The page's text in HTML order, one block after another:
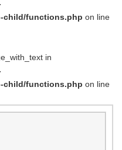
child/functions.php on line
in
child/functions.php on line